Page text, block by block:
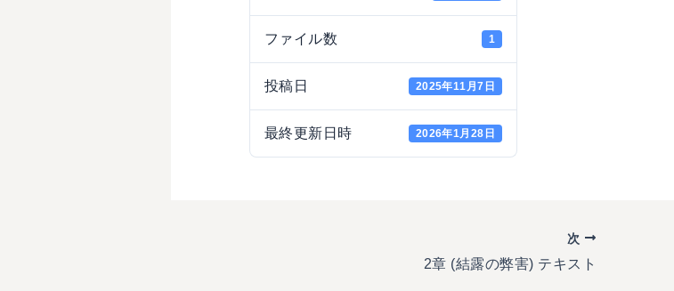
ファイル数 1
投稿日 2025年11月7日
最終更新日時 2026年1月28日
次
2章 (結露の弊害) テキスト